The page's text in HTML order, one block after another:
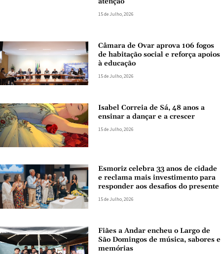
15 de Julho, 2026
Câmara de Ovar aprova 106 fogos
de habitação social e reforça apoios
à educação
15 de Julho, 2026
Isabel Correia de Sá, 48 anos a
ensinar a dançar e a crescer
15 de Julho, 2026
Esmoriz celebra 33 anos de cidade
e reclama mais investimento para
responder aos desafios do presente
15 de Julho, 2026
Fiães a Andar encheu o Largo de
São Domingos de música, sabores e
memórias